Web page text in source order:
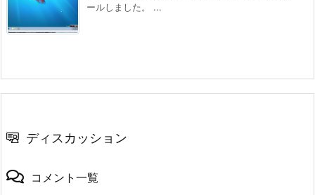
ールしました。 ...
ディスカッション
コメント一覧